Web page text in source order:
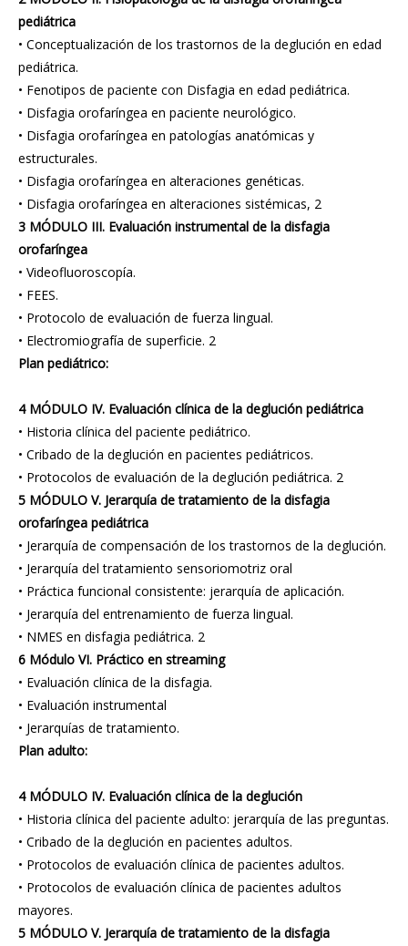
pediátrica
• Conceptualización de los trastornos de la deglución en edad
pediátrica.
• Fenotipos de paciente con Disfagia en edad pediátrica.
• Disfagia orofaríngea en paciente neurológico.
• Disfagia orofaríngea en patologías anatómicas y
estructurales.
• Disfagia orofaríngea en alteraciones genéticas.
• Disfagia orofaríngea en alteraciones sistémicas, 2
3 MÓDULO III. Evaluación instrumental de la disfagia
orofaríngea
• Videofluoroscopía.
• FEES.
• Protocolo de evaluación de fuerza lingual.
• Electromiografía de superficie. 2
Plan pediátrico:
4 MÓDULO IV. Evaluación clínica de la deglución pediátrica
• Historia clínica del paciente pediátrico.
• Cribado de la deglución en pacientes pediátricos.
• Protocolos de evaluación de la deglución pediátrica. 2
5 MÓDULO V. Jerarquía de tratamiento de la disfagia
orofaríngea pediátrica
• Jerarquía de compensación de los trastornos de la deglución.
• Jerarquía del tratamiento sensoriomotriz oral
• Práctica funcional consistente: jerarquía de aplicación.
• Jerarquía del entrenamiento de fuerza lingual.
• NMES en disfagia pediátrica. 2
6 Módulo VI. Práctico en streaming
• Evaluación clínica de la disfagia.
• Evaluación instrumental
• Jerarquías de tratamiento.
Plan adulto:
4 MÓDULO IV. Evaluación clínica de la deglución
• Historia clínica del paciente adulto: jerarquía de las preguntas.
• Cribado de la deglución en pacientes adultos.
• Protocolos de evaluación clínica de pacientes adultos.
• Protocolos de evaluación clínica de pacientes adultos
mayores.
5 MÓDULO V. Jerarquía de tratamiento de la disfagia